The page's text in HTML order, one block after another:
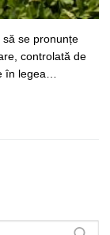
se pronunțe
controlată de
în legea…